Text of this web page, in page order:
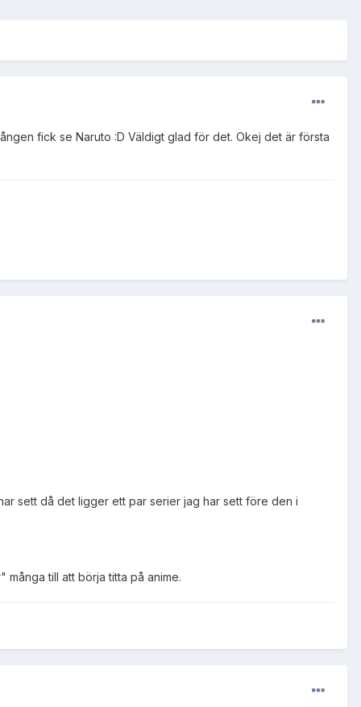
fick se Naruto :D Väldigt glad för det. Okej det är första
sett då det ligger ett par serier jag har sett före den i
till att börja titta på anime.